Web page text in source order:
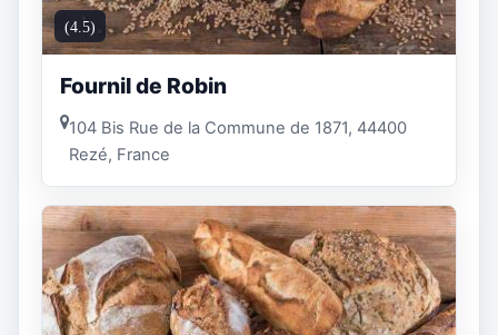
(4.5)
Fournil de Robin
104 Bis Rue de la Commune de 1871, 44400
Rezé, France